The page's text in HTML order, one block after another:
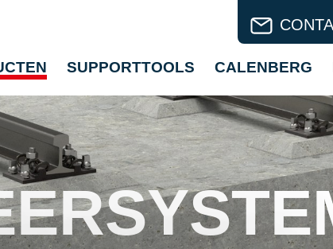
SUPPORTTOOLS CALENBERG